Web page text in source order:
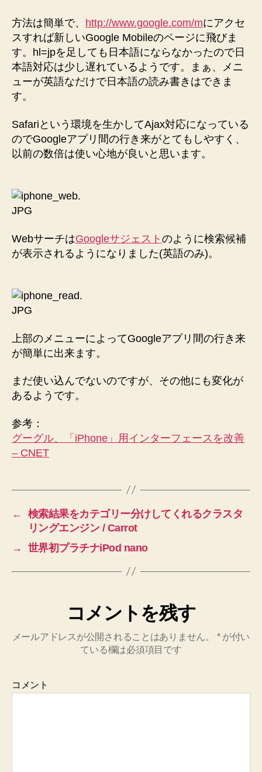
方法は簡単で、 http://www.google.com/mにアクセ
スすれば新しいGoogle Mobileのページに飛びま
す。hl=jpを足しても日本語にならなかったので日
本語対応は少し遅れているようです。まぁ、メニ
ューが英語なだけで日本語の読み書きはできま
す。
Safariという環境を生かしてAjax対応になっている
のでGoogleアプリ間の行き来がとてもしやすく、
以前の数倍は使い心地が良いと思います。
WebサーチはGoogleサジェスト のように検索候補
が表示されるようになりました(英語のみ)。
上部のメニューによってGoogleアプリ間の行き来
が簡単に出来ます。
まだ使い込んでないのですが、その他にも変化が
あるようです。
参考：
グーグル、「iPhone」用インターフェースを改善
– CNET
←
検索結果をカテゴリー分けしてくれるクラスタ
リングエンジン / Carrot
→
世界初プラチナiPod nano
コメントを残す
メールアドレスが公開されることはありません。 *が付い
ている欄は必須項目です
コメント